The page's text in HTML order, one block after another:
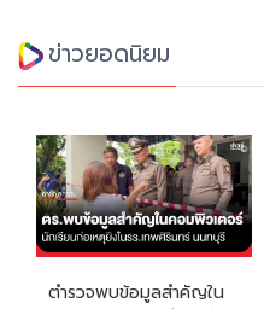
ข่าวยอดนิยม
ตำรวจพบข้อมูลสำคัญใน